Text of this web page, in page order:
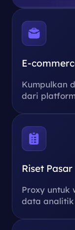
E-
Kumpulkan
dari
Riset Pasar
Proxy untuk
data analitik